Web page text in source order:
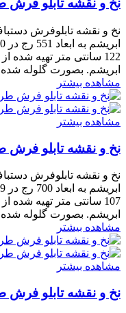
نخ و نقشه تابلو فرش
122 سانتی متر تهیه
ابریشم. بصورت گلوله شده
مشاهده بیشتر
مشاهده بیشتر
نخ و نقشه تابلو فرش
107 سانتی متر تهیه
ابریشم. بصورت گلوله شده
مشاهده بیشتر
مشاهده بیشتر
نخ و نقشه تابلو فرش